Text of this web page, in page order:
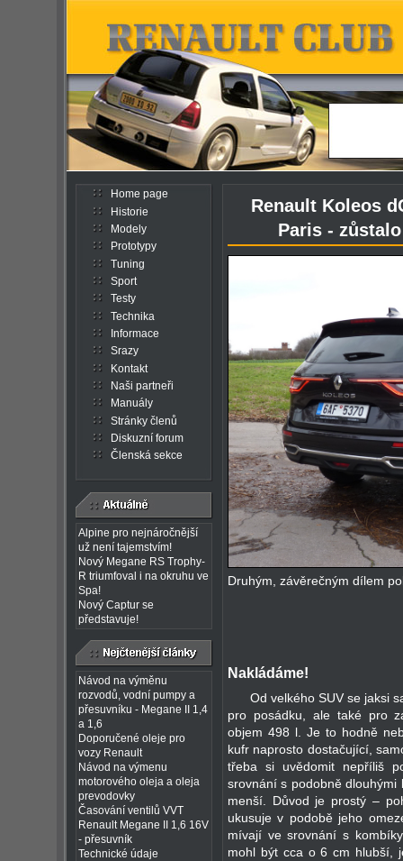
Home page
Historie
Modely
Prototypy
Tuning
Sport
Testy
Technika
Informace
Srazy
Kontakt
Naši partneři
Manuály
Stránky členů
Diskuzní forum
Členská sekce
Alpine pro nejnáročnější
už není tajemstvím!
Nový Megane RS Trophy-
R triumfoval i na okruhu ve
Spa!
Nový Captur se
představuje!
Návod na výměnu
rozvodů, vodní pumpy a
přesuvníku - Megane II 1,4
a 1,6
Doporučené oleje pro
vozy Renault
Návod na výmenu
motorového oleja a oleja
prevodovky
Časování ventilů VVT
Renault Megane II 1,6 16V
- přesuvník
Technické údaje
Renault Koleos
Paris -
Druhým, závěrečným dílem
Nakládáme!
Od velkého SUV se jaksi
pro posádku, ale také pro
objem 498 l. Je to hodně
kufr naprosto dostačující,
třeba si uvědomit nepříliš
srovnání s podobně
menší. Důvod je prostý –
ukusuje v podobě jeho
mívají ve srovnání s
mohl být cca o 6 cm hlubší,